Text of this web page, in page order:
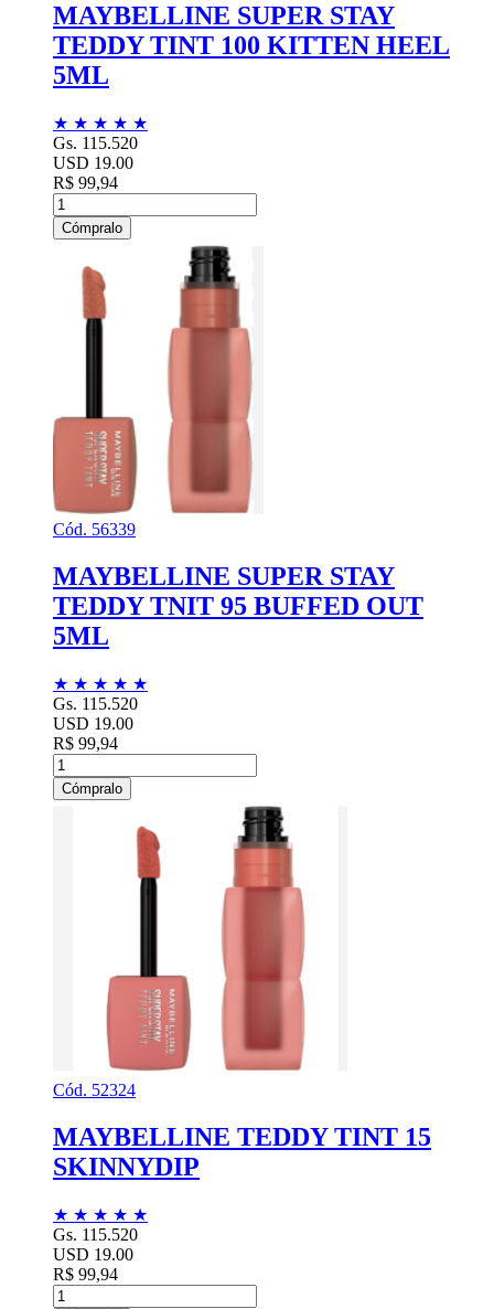
MAYBELLINE SUPER STAY
TEDDY TINT 100 KITTEN HEEL
5ML
★ ★ ★ ★ ★
Gs. 115.520
USD 19.00
R$ 99,94
Cómpralo
Cód. 56339
MAYBELLINE SUPER STAY
TEDDY TNIT 95 BUFFED OUT
5ML
★ ★ ★ ★ ★
Gs. 115.520
USD 19.00
R$ 99,94
Cómpralo
Cód. 52324
MAYBELLINE TEDDY TINT 15
SKINNYDIP
★ ★ ★ ★ ★
Gs. 115.520
USD 19.00
R$ 99,94